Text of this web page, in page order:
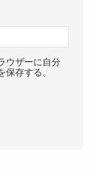
ウザーに自分
存する。